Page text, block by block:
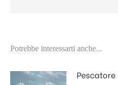
Potrebbe interessarti anche...